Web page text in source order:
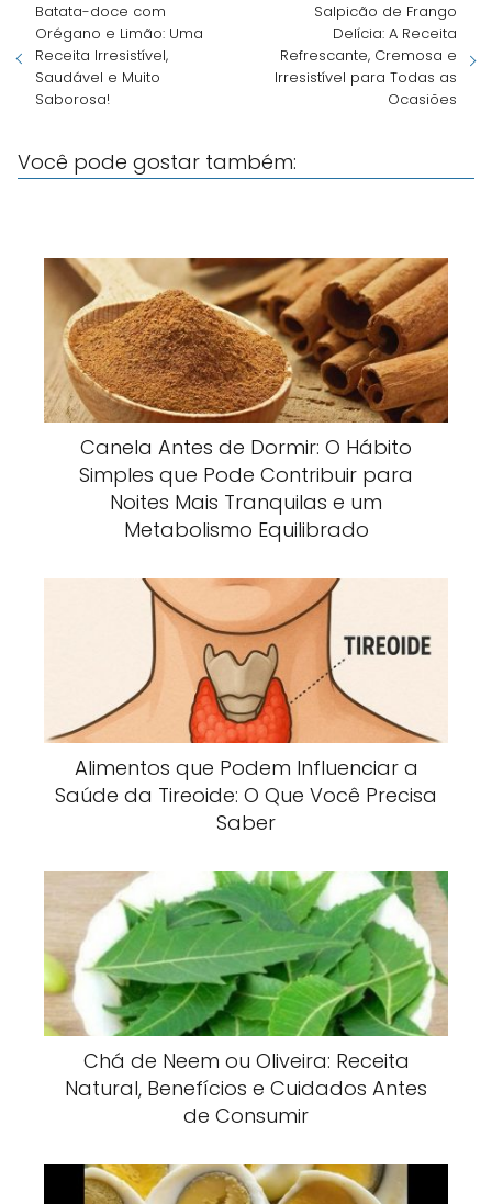
Batata-doce com
Orégano e Limão: Uma
Receita Irresistível,
Saudável e Muito
Saborosa!
Salpicão de Frango
Delícia: A Receita
Refrescante, Cremosa e
Irresistível para Todas as
Ocasiões
Você pode gostar também:
Canela Antes de Dormir: O Hábito
Simples que Pode Contribuir para
Noites Mais Tranquilas e um
Metabolismo Equilibrado
Alimentos que Podem Influenciar a
Saúde da Tireoide: O Que Você Precisa
Saber
Chá de Neem ou Oliveira: Receita
Natural, Benefícios e Cuidados Antes
de Consumir